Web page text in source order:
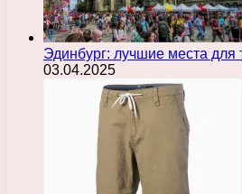
Эдинбург: лучшие места для
03.04.2025